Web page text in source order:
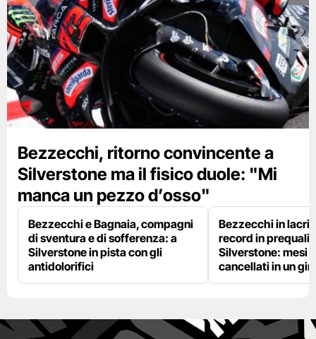
Bezzecchi, ritorno convincente a
Silverstone ma il fisico duole: "Mi
manca un pezzo d’osso"
Bezzecchi e Bagnaia, compagni
di sventura e di sofferenza: a
Silverstone in pista con gli
antidolorifici
Bezzecchi in
record in
Silverstone: mesi
cancellati in un